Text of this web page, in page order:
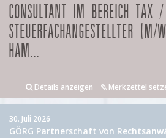
CONSULTANT IM BEREICH TAX /
STEUERFACHANGESTELLTER
HAM...
Details anzeigen Merkzettel
30. Juli 2026
GÖRG Partnerschaft von